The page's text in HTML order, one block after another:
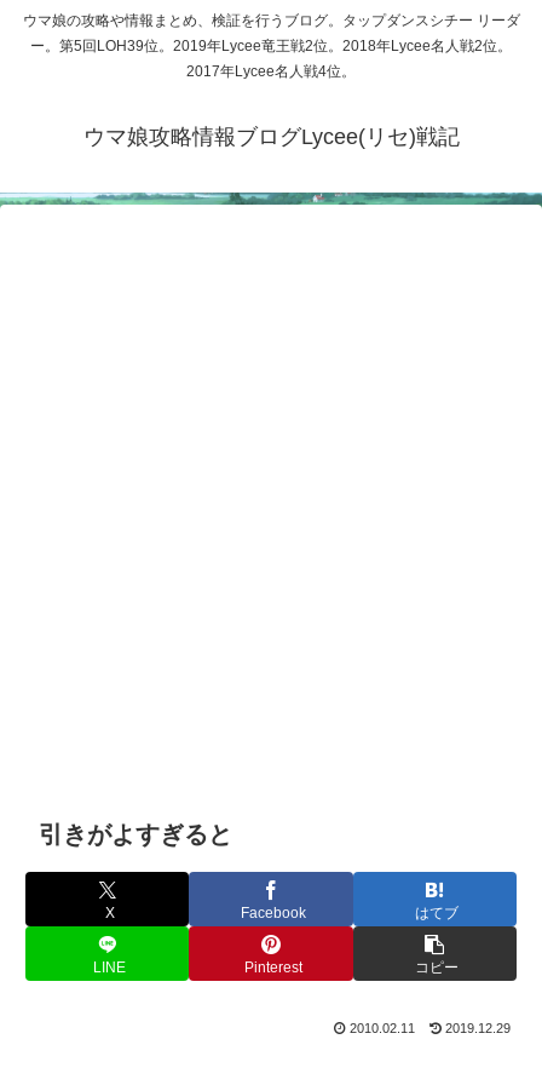
ウマ娘の攻略や情報まとめ、検証を行うブログ。タップダンスシチー リーダ
ー。第5回LOH39位。2019年Lycee竜王戦2位。2018年Lycee名人戦2位。
2017年Lycee名人戦4位。
ウマ娘攻略情報ブログLycee(リセ)戦記
引きがよすぎると
X Facebook はてブ
LINE Pinterest コピー
2010.02.11 2019.12.29